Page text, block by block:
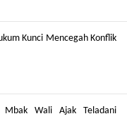
Kunci Mencegah Konflik
Mbak Wali Ajak Teladani